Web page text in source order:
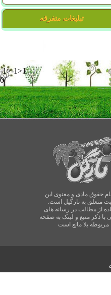
تبلیغات متفرقه
-1>-1>1
0
حقوق مادی و معنوی این
متعلق به نارگیل است.
از مطالب در رسانه های
با ذکر منبع و لینک به صفحه
مربوطه بلا مانع است